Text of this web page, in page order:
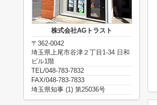
株式会社AGトラスト
〒362-0042
埼玉県上尾市谷津２丁目1-34 日和
ビル1階
TEL/048-783-7832
FAX/048-783-7833
埼玉県知事 (1) 第25036号